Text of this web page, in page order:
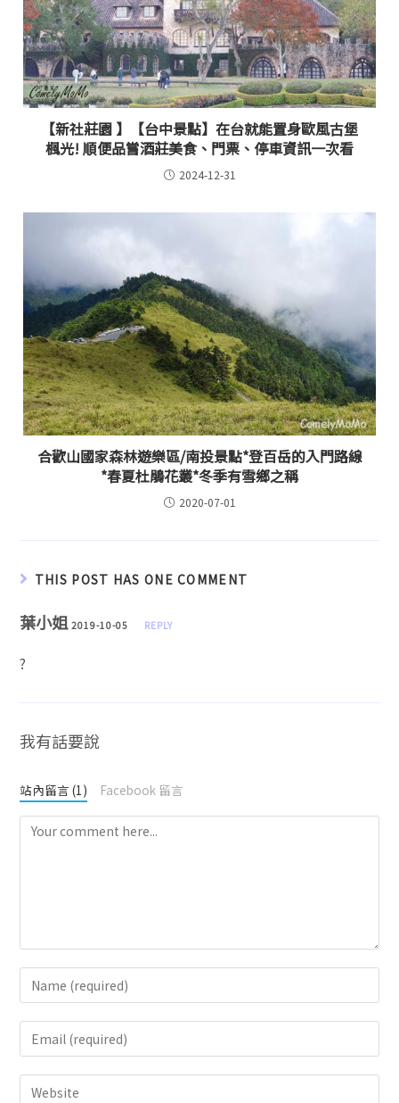
【新社莊園 】【台中景點】在台就能置身歐風古堡
楓光! 順便品嘗酒莊美食、門票、停車資訊一次看
2024-12-31
合歡山國家森林遊樂區/南投景點*登百岳的入門路線
*春夏杜鵑花叢*冬季有雪鄉之稱
2020-07-01
THIS POST HAS ONE COMMENT
葉小姐2019-10-05 REPLY
?
我有話要說
站內留言 (1) Facebook 留言